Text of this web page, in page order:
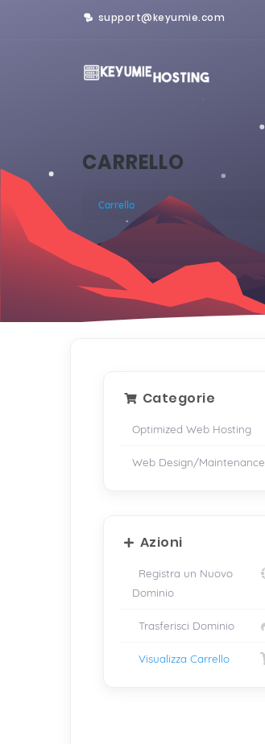
support@keyumie.com
CARRELLO
Carrello
Categorie
Optimized Web Hosting
Web Design/Maintenance
Azioni
Registra un Nuovo
Dominio
Trasferisci Dominio
Visualizza Carrello